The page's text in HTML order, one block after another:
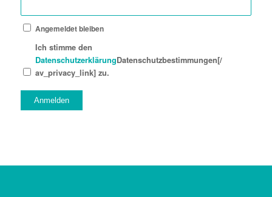
Angemeldet bleiben
Ich stimme den
DatenschutzerklärungDatenschutzbestimmungen[/
av_privacy_link] zu.
Anmelden